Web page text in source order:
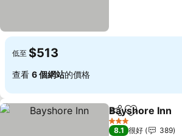
低至 $513
查看 6 個網站的價格
分享 放到收藏夾
Bayshore Inn
3 星級
8.1 很好
389